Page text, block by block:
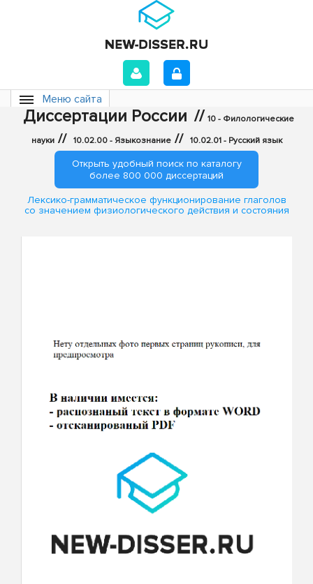
Меню сайта
Диссертации России // 10 - Филологические
науки // 10.02.00 - Языкознание // 10.02.01 - Русский язык
Открыть удобный поиск по каталогу
более 800 000 диссертаций
Лексико-грамматическое функционирование глаголов
со значением физиологического действия и состояния